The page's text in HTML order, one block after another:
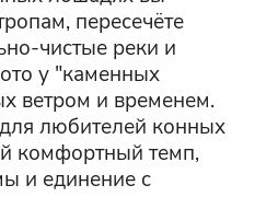
пересечёте
чистые реки и
у "каменных
ветром и временем.
любителей конных
комфортный темп,
и единение с